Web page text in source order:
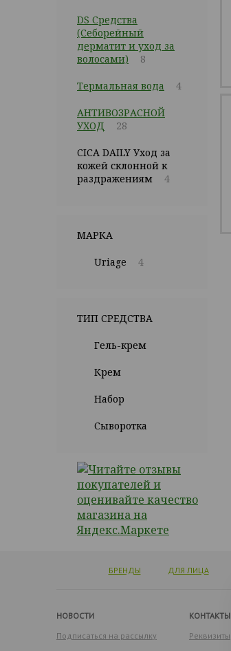
DS Средства
(Себорейный
дерматит и уход за
волосами)
8
Термальная вода 4
АНТИВОЗРАСНОЙ
УХОД
28
CICA DAILY Уход за
кожей склонной к
раздражениям
4
МАРКА
Uriage 4
ТИП СРЕДСТВА
Гель-крем
Крем
Набор
Сыворотка
БРЕНДЫ ДЛЯ ЛИЦА
НОВОСТИ
Подписаться на рассылку
КОНТАКТЫ
Реквизиты